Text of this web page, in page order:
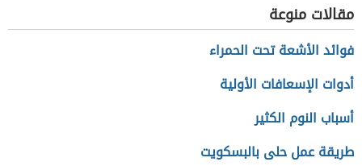
مقالات منوعة
فوائد الأشعة تحت الحمراء
أدوات الإسعافات الأولية
أسباب النوم الكثير
طريقة عمل حلى بالبسكويت